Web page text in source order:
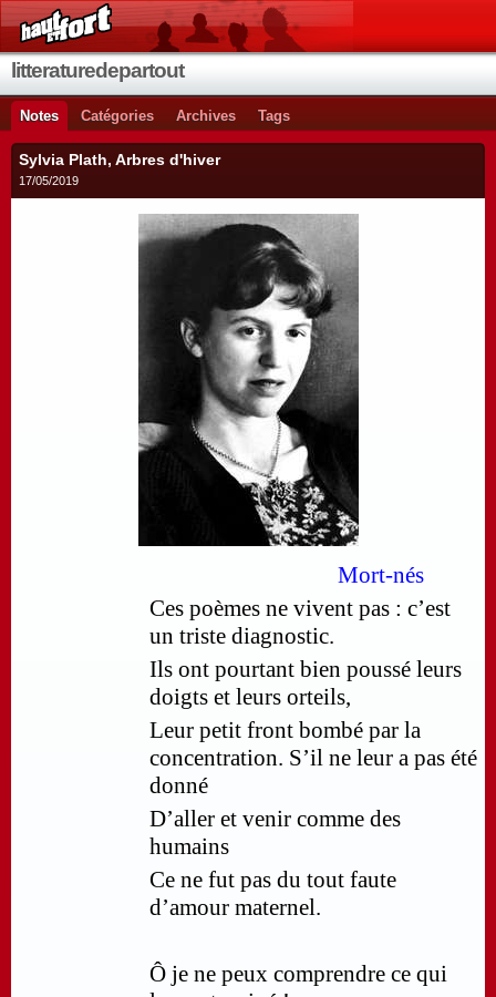
litteraturedepartout
Notes Catégories Archives Tags
Sylvia Plath, Arbres d'hiver
17/05/2019
Mort-nés
Ces poèmes ne vivent pas : c’est
un triste diagnostic.
Ils ont pourtant bien poussé leurs
doigts et leurs orteils,
Leur petit front bombé par la
concentration. S’il ne leur a pas été
donné
D’aller et venir comme des
humains
Ce ne fut pas du tout faute
d’amour maternel.
Ô je ne peux comprendre ce qui